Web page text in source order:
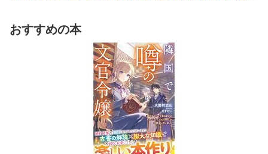
人「あんな奴居ねえよ」
シカ「ヒマワリ全部喰った」 郡山布引風の高原まつり中止
【画像あり】居酒屋「6人で長居して会計4939円！喋りたいだけ
なら公園に行ってくれ（怒」
【悲報】ちいかわ作者さん、「総額30億超」の大豪邸を建て
【鼻水】お灸堂の院長先生による「鼻がつらい時の対処法」誰で
も簡単にできると話題に
【悲報】高市内閣、消費税1％表明でも支持率下落 →ついに６割
【愕然】自称グルメ「やっぱりフグ刺しは旨い！ｗ」 ワイ「あ
のさ・・・」 →
【悲報】メイドインアビスの主題歌、ホロライブに決まって大炎
【朗報】女子高 生レイヤー、臭いやつに苦言 「洋服は一回全部
熱湯につけよう！洗濯機はキッチンハイター薄めた水で一回まわ
【悲報】高市内閣、消費税1％表明でも支持率下落 →ついに６割
おすすめの本